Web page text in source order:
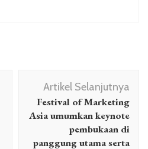
Artikel Selanjutnya
Festival of Marketing
Asia umumkan keynote
pembukaan di
panggung utama serta